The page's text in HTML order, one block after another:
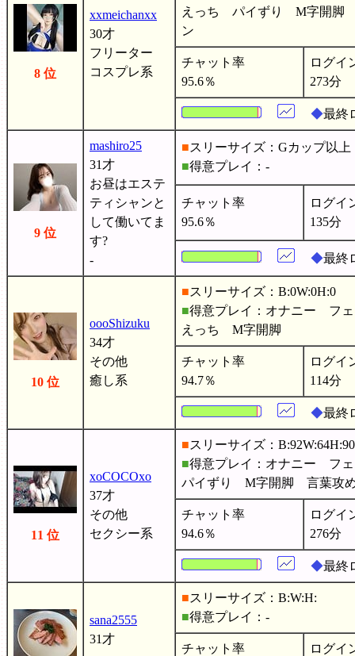
8 位
xxmeichanxx
30才
フリーター
コスプレ系
えっち パイずり M字開脚
ン
チャット率
95.6％
ログイ
273分
◆最終
9 位
mashiro25
31才
お昼はエステ
ティシャンと
して働いてま
す?
-
■スリーサイズ：Gカップ以上
■得意プレイ：-
チャット率
95.6％
ログイ
135分
◆最終
10 位
oooShizuku
34才
その他
癒し系
■スリーサイズ：B:0W:0H:0
■得意プレイ：オナニー
えっち M字開脚
チャット率
94.7％
ログイ
114分
◆最終
11 位
xoCOCOxo
37才
その他
セクシー系
■スリーサイズ：B:92W:64H:90
■得意プレイ：オナニー
パイずり M字開脚 言葉攻
チャット率
94.6％
ログイ
276分
◆最終
sana2555
31才
■スリーサイズ：B:W:H:
■得意プレイ：-
チャット率 ログイ